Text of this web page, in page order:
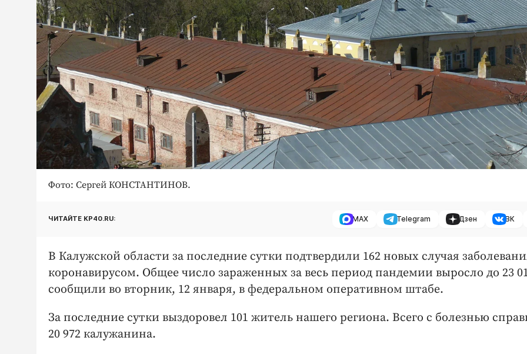
Фото: Сергей КОНСТАНТИНОВ.
ЧИТАЙТЕ KP40.RU: MAX Telegram Дзен ВК
В Калужской области за последние сутки подтвердили 162 новых случая
коронавирусом. Общее число зараженных за весь период пандемии выросло до 23
сообщили во вторник, 12 января, в федеральном оперативном штабе.
За последние сутки выздоровел 101 житель нашего региона. Всего с болезнью
20 972 калужанина.